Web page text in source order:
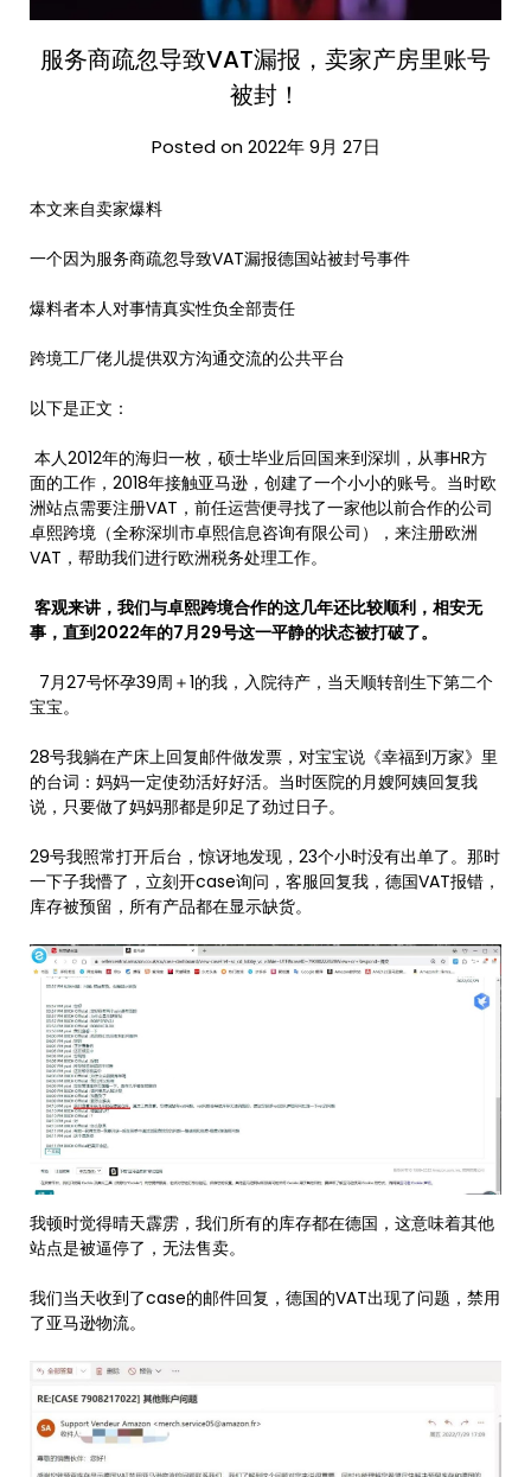
服务商疏忽导致VAT漏报，卖家产房里账号
被封！
Posted on 2022年 9月 27日
本文来自卖家爆料
一个因为服务商疏忽导致VAT漏报德国站被封号事件
爆料者本人对事情真实性负全部责任
跨境工厂佬儿提供双方沟通交流的公共平台
以下是正文：
本人2012年的海归一枚，硕士毕业后回国来到深圳，从事HR方
面的工作，2018年接触亚马逊，创建了一个小小的账号。当时欧
洲站点需要注册VAT，前任运营便寻找了一家他以前合作的公司
卓熙跨境（全称深圳市卓熙信息咨询有限公司），来注册欧洲
VAT，帮助我们进行欧洲税务处理工作。
客观来讲，我们与卓熙跨境合作的这几年还比较顺利，相安无
事，直到2022年的7月29号这一平静的状态被打破了。
7月27号怀孕39周＋1的我，入院待产，当天顺转剖生下第二个
宝宝。
28号我躺在产床上回复邮件做发票，对宝宝说《幸福到万家》里
的台词：妈妈一定使劲活好好活。当时医院的月嫂阿姨回复我
说，只要做了妈妈那都是卯足了劲过日子。
29号我照常打开后台，惊讶地发现，23个小时没有出单了。那时
一下子我懵了，立刻开case询问，客服回复我，德国VAT报错，
库存被预留，所有产品都在显示缺货。
我顿时觉得晴天霹雳，我们所有的库存都在德国，这意味着其他
站点是被逼停了，无法售卖。
我们当天收到了case的邮件回复，德国的VAT出现了问题，禁用
了亚马逊物流。